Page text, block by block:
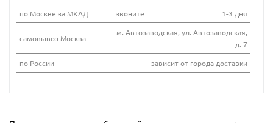
по Москве за МКАД звоните 1-3 дня
самовывоз Москва
м. Автозаводская, ул. Автозаводская,
д. 7
по России
зависит от города доставки